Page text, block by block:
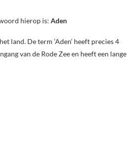
hierop is: Aden
land. De term ‘Aden’ heeft precies 4
van de Rode Zee en heeft een lange